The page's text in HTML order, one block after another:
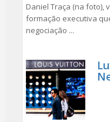
Daniel Traça (na foto),
formação executiva
negociação ...